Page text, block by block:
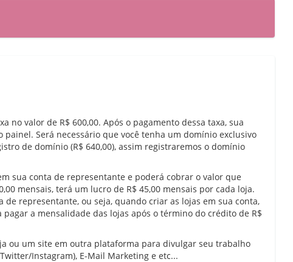
valor de R$ 600,00. Após o pagamento dessa taxa, sua
Será necessário que você tenha um domínio exclusivo
de domínio (R$ 640,00), assim registraremos o domínio
sua conta de representante e poderá cobrar o valor que
mensais, terá um lucro de R$ 45,00 mensais por cada loja.
de representante, ou seja, quando criar as lojas em sua conta,
a mensalidade das lojas após o término do crédito de R$
ou um site em outra plataforma para divulgar seu trabalho
Instagram), E-Mail Marketing e etc...